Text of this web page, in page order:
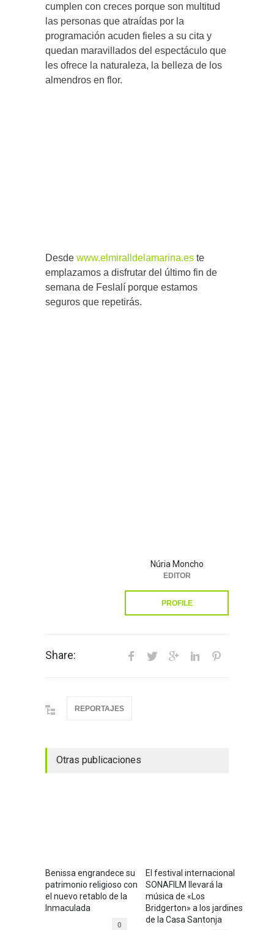
cumplen con creces porque son multitud
las personas que atraídas por la
programación acuden fieles a su cita y
quedan maravillados del espectáculo que
les ofrece la naturaleza, la belleza de los
almendros en flor.
Desde www.elmiralldelamarina.es te
emplazamos a disfrutar del último fin de
semana de Feslalí porque estamos
seguros que repetirás.
Núria Moncho
EDITOR
PROFILE
Share:
REPORTAJES
Otras publicaciones
Benissa engrandece su
patrimonio religioso con
el nuevo retablo de la
Inmaculada
0
El festival internacional
SONAFILM llevará la
música de «Los
Bridgerton» a los jardines
de la Casa Santonja